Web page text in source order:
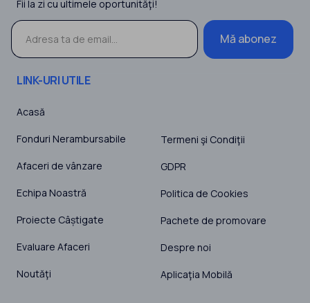
Fii la zi cu ultimele oportunităţi!
Mă abonez
LINK-URI UTILE
Acasă
Fonduri Nerambursabile
Afaceri de vânzare
Echipa Noastră
Proiecte Câștigate
Evaluare Afaceri
Noutăţi
Termeni şi Condiţii
GDPR
Politica de Cookies
Pachete de promovare
Despre noi
Aplicaţia Mobilă